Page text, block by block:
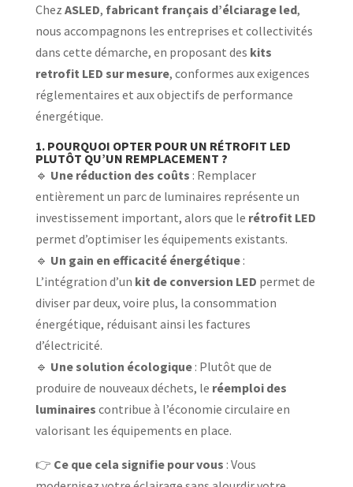
Chez ASLED, fabricant français d’élciarage led,
nous accompagnons les entreprises et collectivités
dans cette démarche, en proposant des kits
retrofit LED sur mesure, conformes aux exigences
réglementaires et aux objectifs de performance
énergétique.
1. POURQUOI OPTER POUR UN RÉTROFIT LED
PLUTÔT QU’UN REMPLACEMENT ?
🔹 Une réduction des coûts : Remplacer
entièrement un parc de luminaires représente un
investissement important, alors que le rétrofit LED
permet d’optimiser les équipements existants.
🔹 Un gain en efficacité énergétique:
L’intégration d’un kit de conversion LED permet de
diviser par deux, voire plus, la consommation
énergétique, réduisant ainsi les factures
d’électricité.
🔹 Une solution écologique: Plutôt que de
produire de nouveaux déchets, le réemploi des
luminaires contribue à l’économie circulaire en
valorisant les équipements en place.
👉 Ce que cela signifie pour vous : Vous